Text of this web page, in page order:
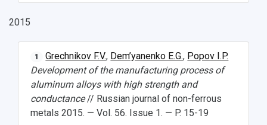
2015
1 Grechnikov F.V., Dem’yanenko E.G., Popov I.P.
Development of the manufacturing process of
aluminum alloys with high strength and
conductance// Russian journal of non-ferrous
metals 2015. — Vol. 56. Issue 1. — P. 15-19